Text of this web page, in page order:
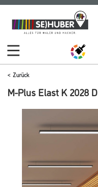
Zum
Inhalt
Zum
Navigationsmenü
Zurück
M-Plus Elast K 2028